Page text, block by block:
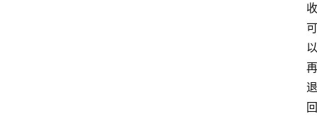
收
可
以
再
退
回